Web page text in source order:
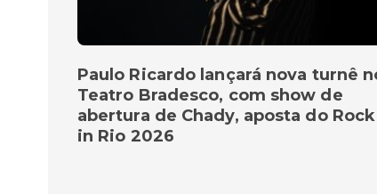
Paulo Ricardo lançará nova turnê
Teatro Bradesco, com show de
abertura de Chady, aposta do Rock
in Rio 2026